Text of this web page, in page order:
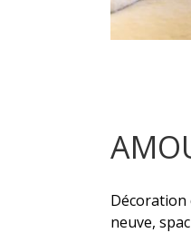
Décoration
neuve,